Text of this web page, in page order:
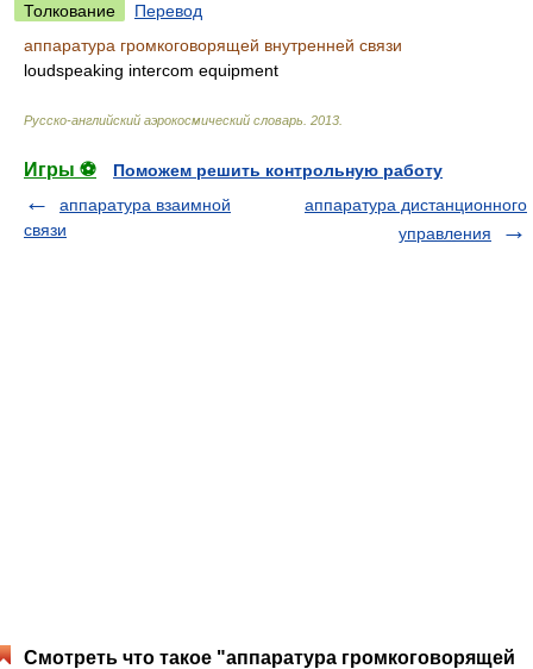
Толкование
Перевод
аппаратура громкоговорящей внутренней связи
loudspeaking intercom equipment
Русско-английский аэрокосмический словарь 2013
Игры ⚽
Поможем решить контрольную работу
аппаратура взаимной
связи
аппаратура дистанционного
управления
Смотреть что такое "аппаратура громкоговорящей